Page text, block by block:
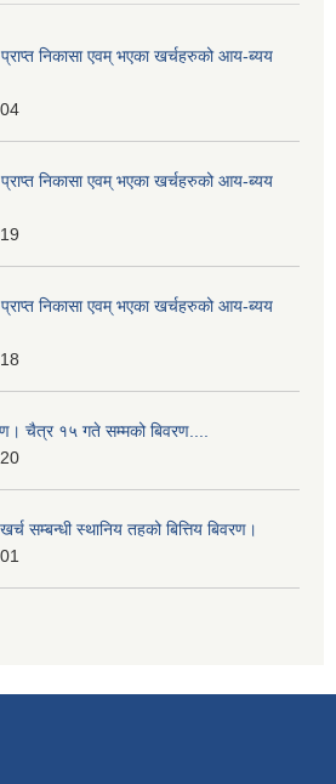
निकासा एवम् भएका खर्चहरुको आय-ब्यय
निकासा एवम् भएका खर्चहरुको आय-ब्यय
निकासा एवम् भएका खर्चहरुको आय-ब्यय
चैत्र १५ गते सम्मको बिवरण....
सम्बन्धी स्थानिय तहको बित्तिय बिवरण।